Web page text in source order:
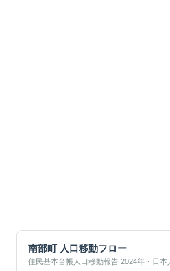
南部町人口移動フロー
住民基本台帳人口移動報告 2024年・日本